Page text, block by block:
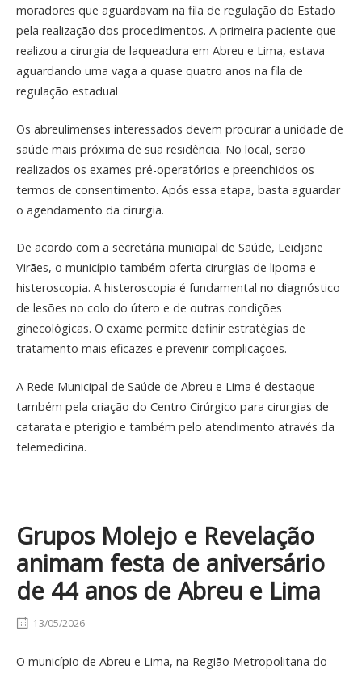
moradores que aguardavam na fila de regulação do Estado
pela realização dos procedimentos. A primeira paciente que
realizou a cirurgia de laqueadura em Abreu e Lima, estava
aguardando uma vaga a quase quatro anos na fila de
regulação estadual
Os abreulimenses interessados devem procurar a unidade de
saúde mais próxima de sua residência. No local, serão
realizados os exames pré-operatórios e preenchidos os
termos de consentimento. Após essa etapa, basta aguardar
o agendamento da cirurgia.
De acordo com a secretária municipal de Saúde, Leidjane
Virães, o município também oferta cirurgias de lipoma e
histeroscopia. A histeroscopia é fundamental no diagnóstico
de lesões no colo do útero e de outras condições
ginecológicas. O exame permite definir estratégias de
tratamento mais eficazes e prevenir complicações.
A Rede Municipal de Saúde de Abreu e Lima é destaque
também pela criação do Centro Cirúrgico para cirurgias de
catarata e pterigio e também pelo atendimento através da
telemedicina.
Grupos Molejo e Revelação
animam festa de aniversário
de 44 anos de Abreu e Lima
13/05/2026
O município de Abreu e Lima, na Região Metropolitana do